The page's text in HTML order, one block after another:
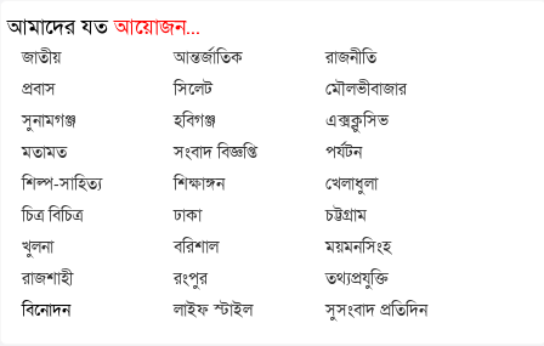
আমাদের যতআয়োজন...
জাতীয় আন্তর্জাতিক
রাজনীতি
প্রবাস
সিলেট
মৌলভীবাজার
সুনামগঞ্জ
হবিগঞ্জ
এক্সক্লুসিভ
মতামত
সংবাদ বিজ্ঞপ্তি
পর্যটন
শিল্প-সাহিত্য
শিক্ষাঙ্গন
খেলাধুলা
চিত্র বিচিত্র
ঢাকা
চট্টগ্রাম
খুলনা
বরিশাল
ময়মনসিংহ
রাজশাহী
রংপুর
তথ্যপ্রযুক্তি
বিনোদন
লাইফ স্টাইল সুসংবাদ প্রতিদিন